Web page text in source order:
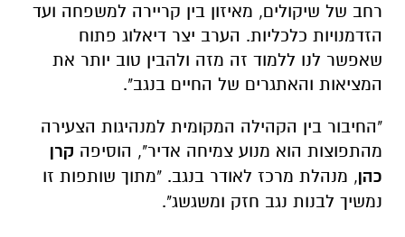
רחב של שיקולים, מאיזון בין קריירה למשפחה ועד
הזדמנויות כלכליות. הערב יצר דיאלוג פתוח
שאפשר לנו ללמוד זה מזה ולהבין טוב יותר את
המציאות והאתגרים של החיים בנגב".
"החיבור בין הקהילה המקומית למנהיגות הצעירה
מהתפוצות הוא מנוע צמיחה אדיר", הוסיפה קרן
כהן, מנהלת מרכז לאודר בנגב. "מתוך שותפות זו
נמשיך לבנות נגב חזק ומשגשג".